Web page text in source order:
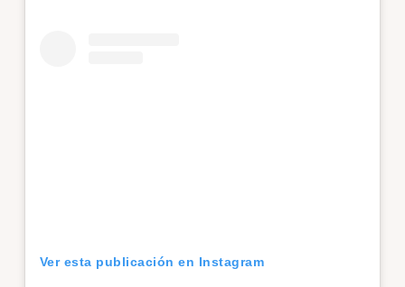
Ver esta publicación en Instagram